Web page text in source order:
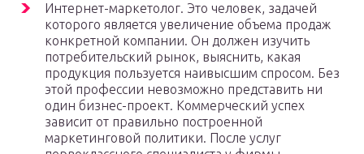
Интернет-маркетолог. Это человек, задачей
которого является увеличение объема продаж
конкретной компании. Он должен изучить
потребительский рынок, выяснить, какая
продукция пользуется наивысшим спросом. Без
этой профессии невозможно представить ни
один бизнес-проект. Коммерческий успех
зависит от правильно построенной
маркетинговой политики. После услуг